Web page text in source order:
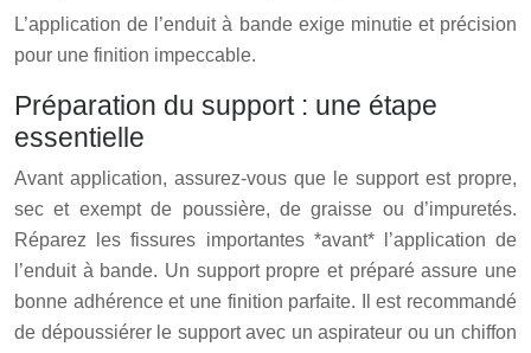
L’application de l’enduit à bande exige minutie et précision
pour une finition impeccable.
Préparation du support : une étape
essentielle
Avant application, assurez-vous que le support est propre,
sec et exempt de poussière, de graisse ou d’impuretés.
Réparez les fissures importantes *avant* l’application de
l’enduit à bande. Un support propre et préparé assure une
bonne adhérence et une finition parfaite. Il est recommandé
de dépoussiérer le support avec un aspirateur ou un chiffon